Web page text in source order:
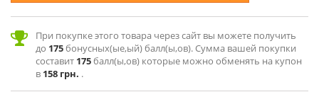
При покупке этого товара через сайт вы можете получить
до 175бонусных(ые,ый) балл(ы,ов). Сумма вашей покупки
составит 175балл(ы,ов) которые можно обменять на купон
в 158 грн. .